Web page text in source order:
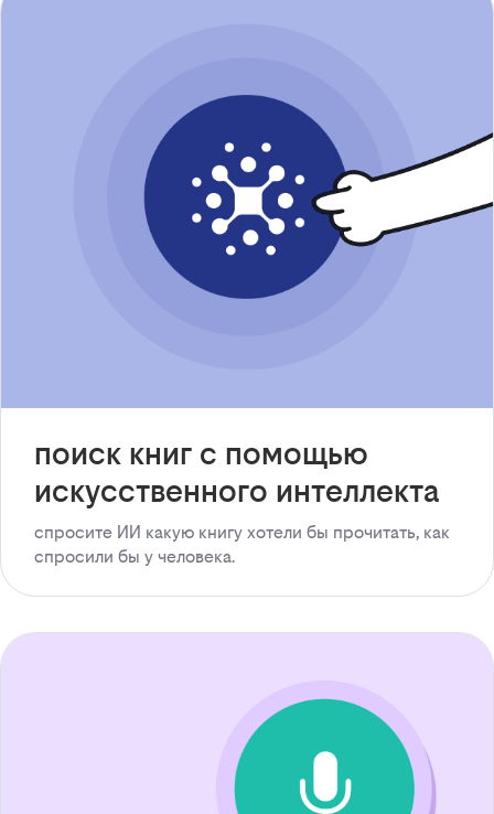
поиск книг с помощью
искусственного интеллекта
спросите ИИ какую книгу хотели бы прочитать, как
спросили бы у человека.